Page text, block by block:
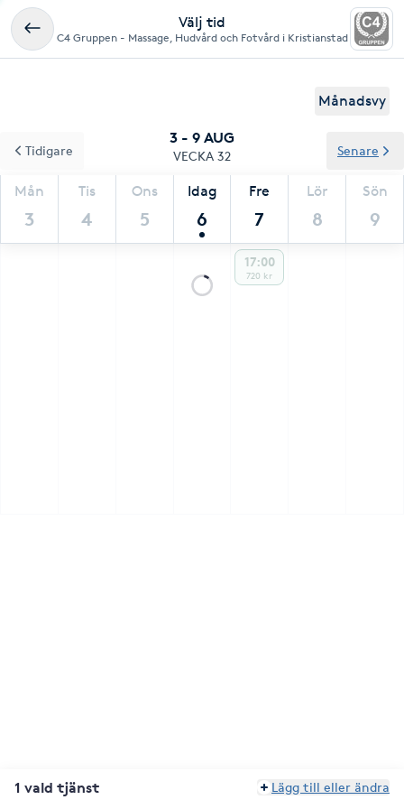
Välj tid
C4 Gruppen - Massage, Hudvård och Fotvård i Kristianstad
Månadsvy
3 - 9 AUG
VECKA 32
Mån
3
Tis
4
Ons
5
Idag
6
Fre
7
Lör
8
Sön
9
Tidigare Senare
17:00
720 kr
1 vald tjänst Lägg till eller ändra